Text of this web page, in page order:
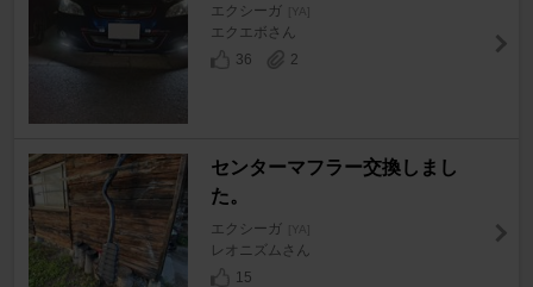
エクシーガ [YA]
エクエボさん
36
2
センターマフラー交換しまし
た。
エクシーガ [YA]
レオニズムさん
15